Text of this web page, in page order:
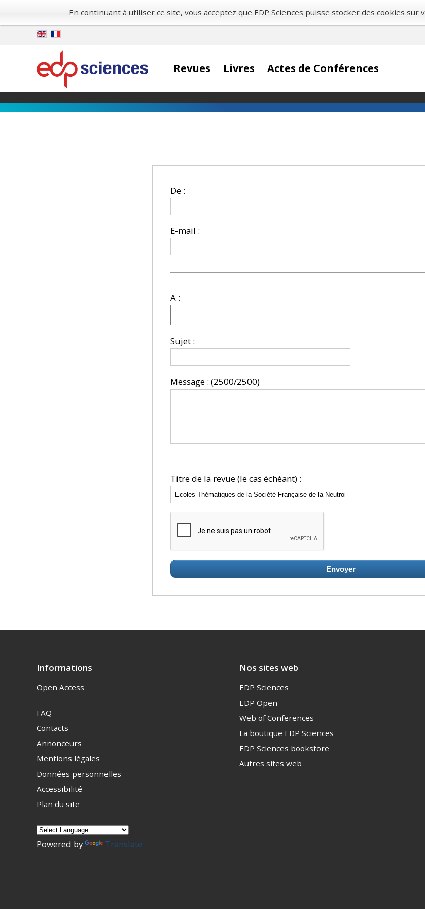
En continuant à utiliser ce site, vous acceptez que EDP Sciences puisse stocker des cookies
Revues Livres Actes de Conférences
De :
E-mail :
A :
Sujet :
Message : (2500/2500)
Titre de la revue (le cas échéant) :
Envoyer
Informations
Open Access
FAQ
Contacts
Annonceurs
Mentions légales
Données personnelles
Accessibilité
Plan du site
Nos sites web
EDP Sciences
EDP Open
Web of Conferences
La boutique EDP Sciences
EDP Sciences bookstore
Autres sites web
Powered by Translate